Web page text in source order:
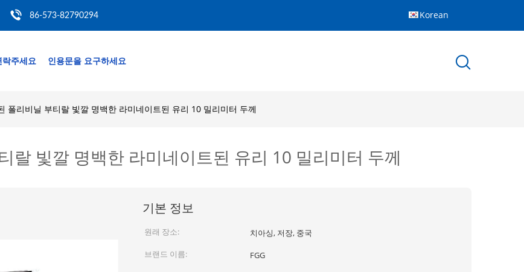
86-573-82790294 Korean
락주세요 인용문을 요구하세요
폴리비닐 부티랄 빛깔 명백한 라미네이트된 유리 10 밀리미터 두께
랄 빛깔 명백한 라미네이트된 유리 10 밀리미터 두께
기본 정보
원래 장소:
치아싱, 저장, 중국
브랜드 이름:
FGG